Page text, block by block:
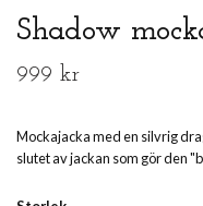
Shadow
999 kr
Mockajacka med en silvrig
slutet av jackan som gör den